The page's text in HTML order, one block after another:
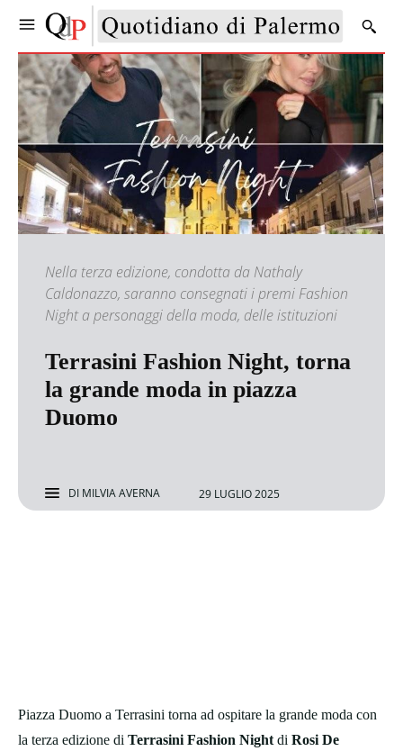
Nella terza edizione, condotta da Nathaly
Caldonazzo, saranno consegnati i premi Fashion
Night a personaggi della moda, delle istituzioni
Terrasini Fashion Night, torna
la grande moda in piazza
Duomo
DI MILVIA AVERNA 29 LUGLIO 2025
Piazza Duomo a Terrasini torna ad ospitare la grande moda con
la terza edizione di Terrasini Fashion Night di Rosi De